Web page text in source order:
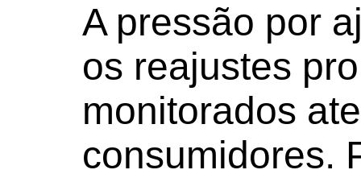
A pressão por
os reajustes
monitorados
consumidores.